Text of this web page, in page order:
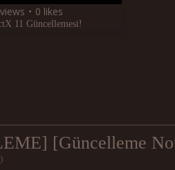
0 likes
11 Güncellemesi!
[Güncelleme